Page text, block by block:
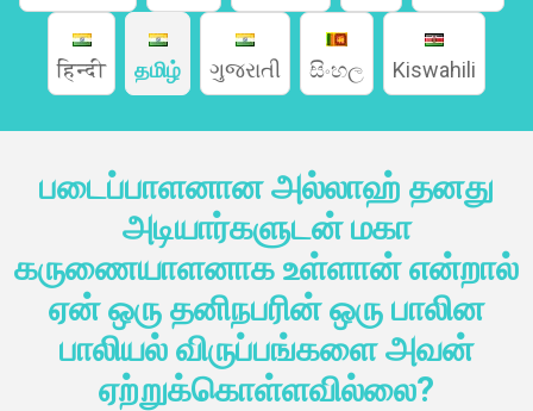
हिन्दी தமிழ் ગુજરાતી සිංහල Kiswahili
படைப்பாளனான அல்லாஹ் தனது
அடியார்களுடன் மகா
கருணையாளனாக உள்ளான் என்றால்
ஏன் ஒரு தனிநபரின் ஒரு பாலின
பாலியல் விருப்பங்களை அவன்
ஏற்றுக்கொள்ளவில்லை?